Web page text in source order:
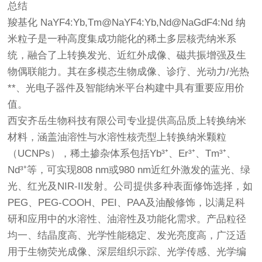
总结
羧基化 NaYF4:Yb,Tm@NaYF4:Yb,Nd@NaGdF4:Nd 纳
米粒子是一种高度集成功能化的稀土多层核壳纳米系
统，融合了上转换发光、近红外成像、磁共振增强及生
物偶联能力。其在多模态生物成像、诊疗、光动力/光热
**、光电子器件及智能纳米平台构建中具有重要应用价
值。
西安齐岳生物科技有限公司专业提供高品质上转换纳米
材料，涵盖油溶性与水溶性核壳型上转换纳米颗粒
（UCNPs），稀土掺杂体系包括Yb³⁺、Er³⁺、Tm³⁺、
Nd³⁺等，可实现808 nm或980 nm近红外激发的蓝光、绿
光、红光及NIR-II发射。公司提供多种表面修饰选择，如
PEG、PEG-COOH、PEI、PAA及油酸修饰，以满足科
研和应用中的水溶性、油溶性及功能化需求。产品粒径
均一、结晶度高、光学性能稳定、发光亮度高，广泛适
用于生物荧光成像、深层组织示踪、光学传感、光学编